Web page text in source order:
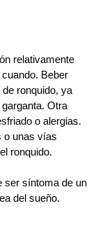
relativamente
Beber
ronquido, ya
Otra
o alergias.
o unas vías
ronquido.
ser síntoma de un
del sueño.